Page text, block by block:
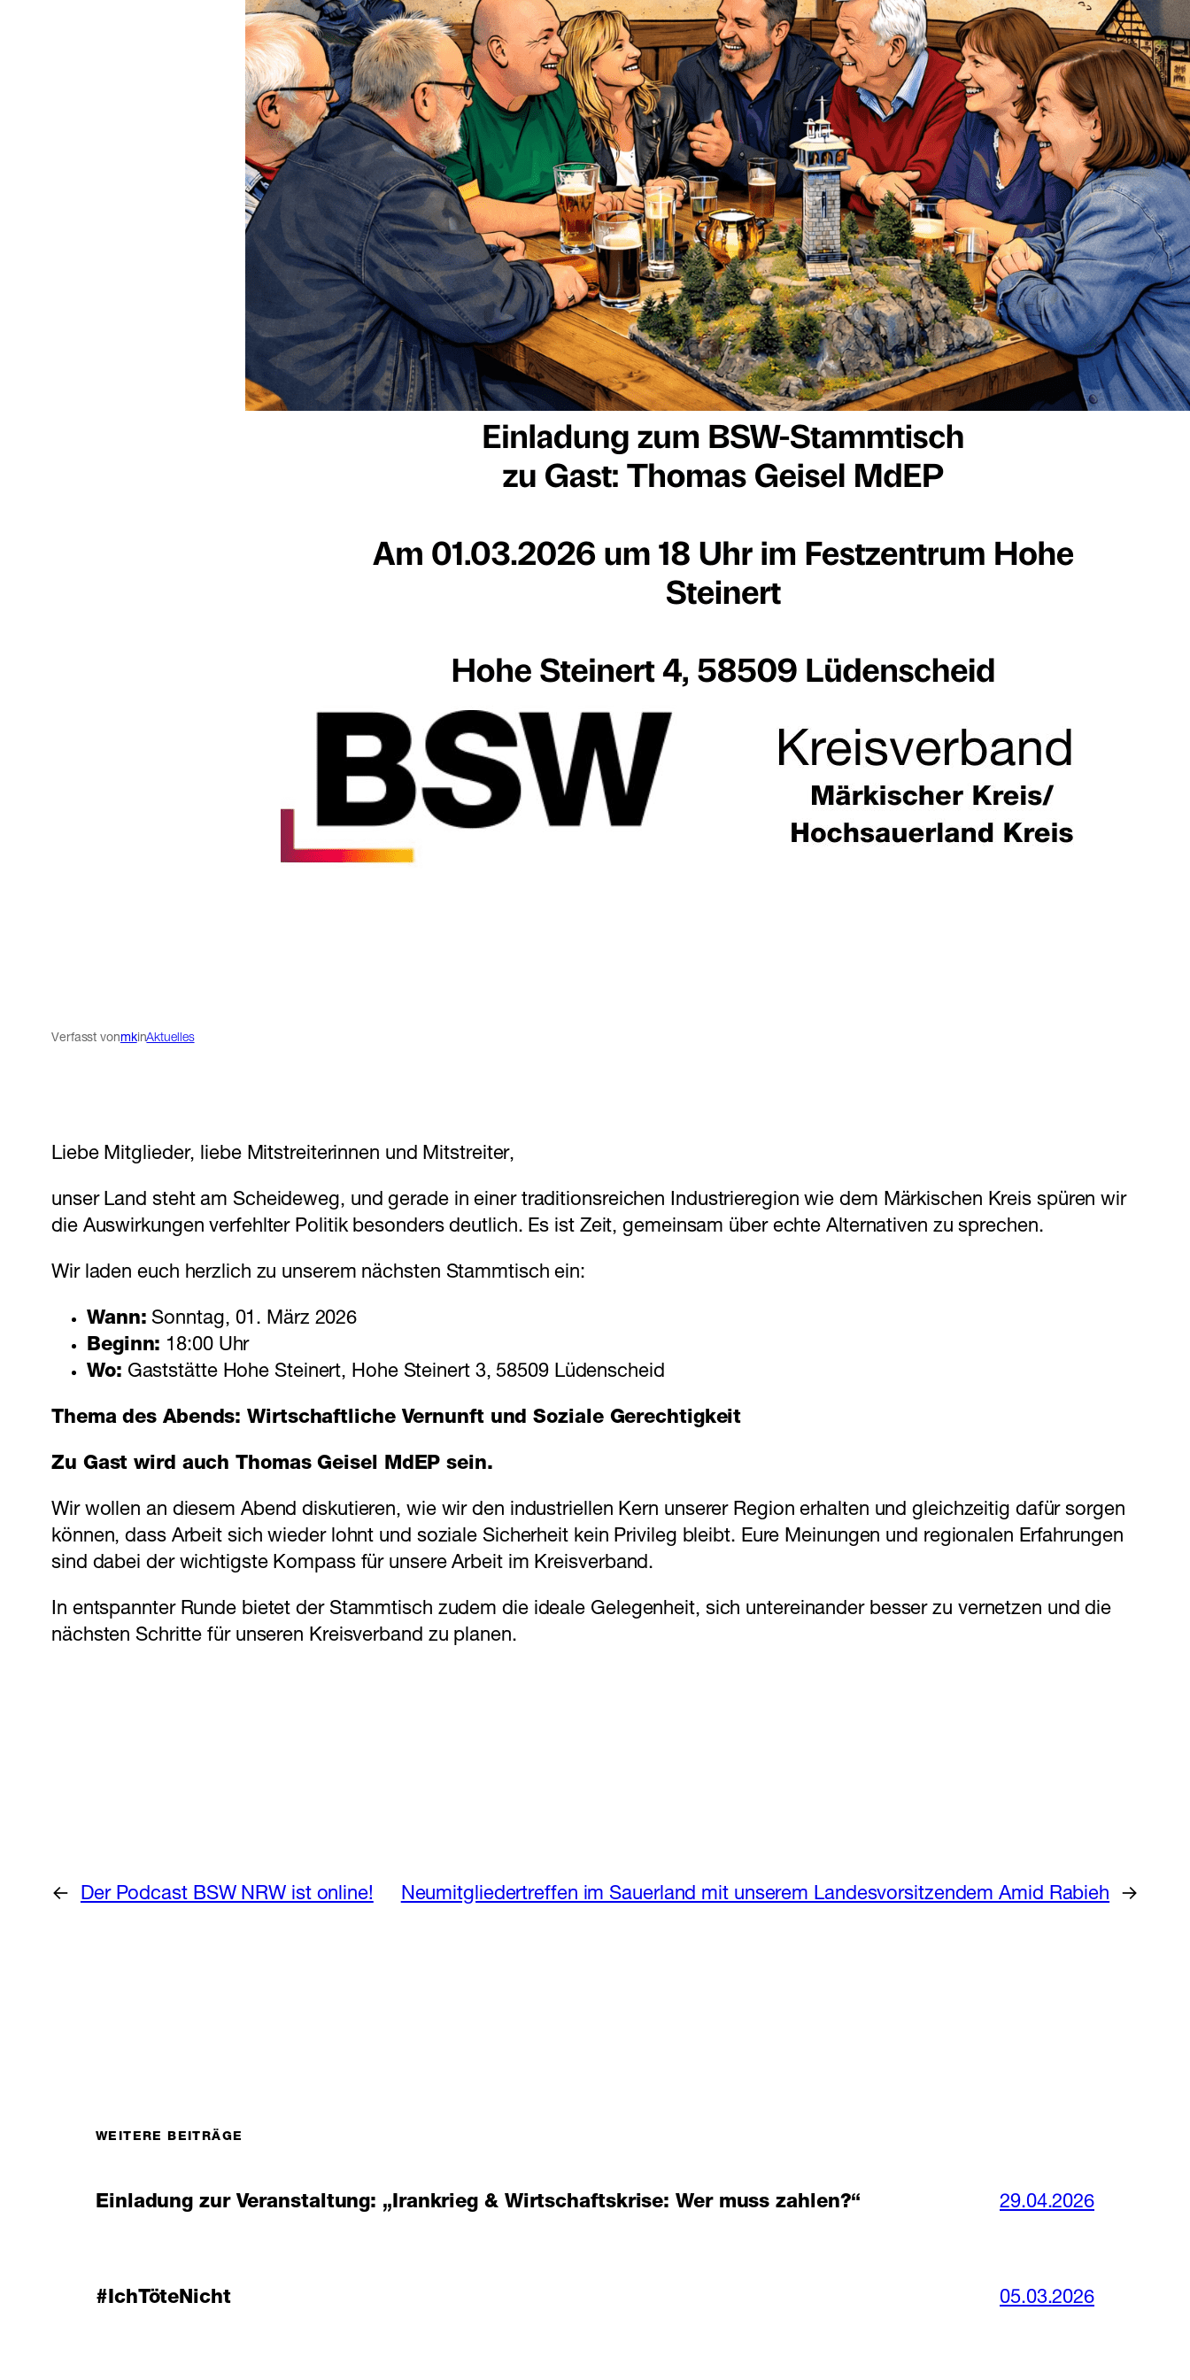
Verfasst vonmkinAktuelles
Liebe Mitglieder, liebe Mitstreiterinnen und Mitstreiter,
unser Land steht am Scheideweg, und gerade in einer traditionsreichen Industrieregion wie dem Märkischen Kreis spüren wir
die Auswirkungen verfehlter Politik besonders deutlich. Es ist Zeit, gemeinsam über echte Alternativen zu sprechen.
Wir laden euch herzlich zu unserem nächsten Stammtisch ein:
Wann: Sonntag, 01. März 2026
Beginn: 18:00 Uhr
Wo: Gaststätte Hohe Steinert, Hohe Steinert 3, 58509 Lüdenscheid
Thema des Abends: Wirtschaftliche Vernunft und Soziale Gerechtigkeit
Zu Gast wird auch Thomas Geisel MdEP sein.
Wir wollen an diesem Abend diskutieren, wie wir den industriellen Kern unserer Region erhalten und gleichzeitig dafür sorgen
können, dass Arbeit sich wieder lohnt und soziale Sicherheit kein Privileg bleibt. Eure Meinungen und regionalen Erfahrungen
sind dabei der wichtigste Kompass für unsere Arbeit im Kreisverband.
In entspannter Runde bietet der Stammtisch zudem die ideale Gelegenheit, sich untereinander besser zu vernetzen und die
nächsten Schritte für unseren Kreisverband zu planen.
← Der Podcast BSW NRW ist online! Neumitgliedertreffen im Sauerland mit unserem Landesvorsitzendem Amid Rabieh →
WEITERE BEITRÄGE
Einladung zur Veranstaltung: „Irankrieg & Wirtschaftskrise: Wer muss zahlen?“ 29.04.2026
#IchTöteNicht 05.03.2026